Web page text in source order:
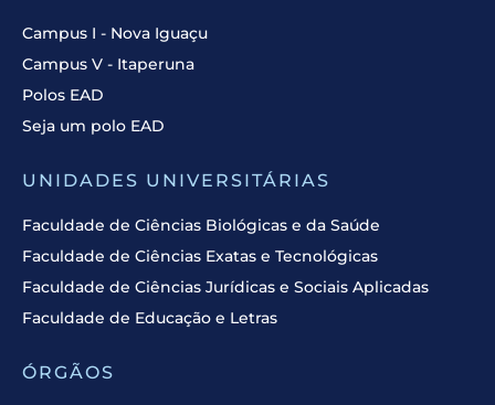
Campus I - Nova Iguaçu
Campus V - Itaperuna
Polos EAD
Seja um polo EAD
UNIDADES UNIVERSITÁRIAS
Faculdade de Ciências Biológicas e da Saúde
Faculdade de Ciências Exatas e Tecnológicas
Faculdade de Ciências Jurídicas e Sociais Aplicadas
Faculdade de Educação e Letras
ÓRGÃOS